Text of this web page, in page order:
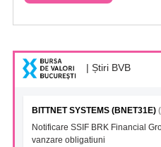
| Știri BVB
BITTNET SYSTEMS (BNET31E)
Notificare SSIF BRK Financial
vanzare obligatiuni